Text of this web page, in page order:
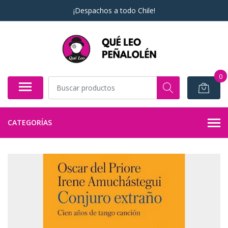
¡Despachos a todo Chile!
0
CATEGORÍAS